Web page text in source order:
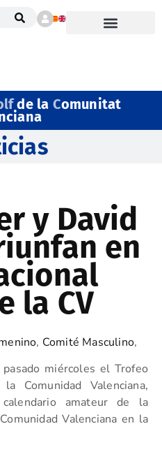
de la Comunitat
y David
en
la CV
, Comité Masculino,
miércoles el Trofeo
Comunidad Valenciana,
amateur de la
Valenciana en la